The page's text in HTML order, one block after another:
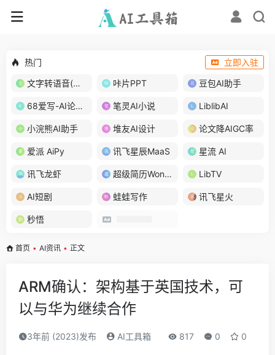
热门
立即入驻
文字转语音(琅琅配音)
咔片PPT 豆包AI助手
68爱写-AI论文写作 笔灵AI小说 LiblibAI
小浣熊AI助手 堆友AI设计 论文降AIGC率
爱派 AiPy 讯飞星辰MaaS 星流 AI
讯飞龙虾 超级简历WonderCV LibTV
AI短剧 蛙蛙写作 讯飞星火
秒悟
首页 • AI资讯 • 正文
ARM确认：架构基于英国技术，可
以与华为继续合作
3年前 (2023)发布 AI工具箱 817 0 0